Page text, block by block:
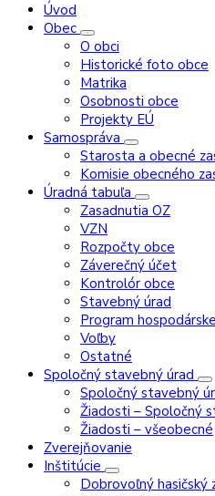
Úvod
Obec
O obci
Historické foto obce
Matrika
Osobnosti obce
Projekty EÚ
Samospráva
Starosta a obecné
Komisie obecného
Úradná tabuľa
Zasadnutia OZ
VZN
Rozpočty obce
Záverečný účet
Kontrolór obce
Stavebný úrad
Program
Voľby
Ostatné
Spoločný stavebný úrad
Spoločný stavebný
Žiadosti – Spoločný
Žiadosti – všeobecné
Zverejňovanie
Inštitúcie
Dobrovoľný hasičský